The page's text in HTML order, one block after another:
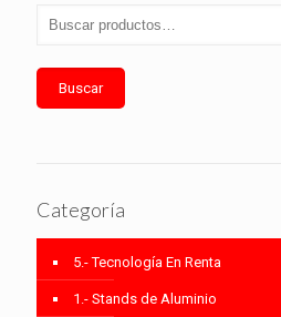
Buscar
Categoría
5.- Tecnología En Renta
1.- Stands de Aluminio